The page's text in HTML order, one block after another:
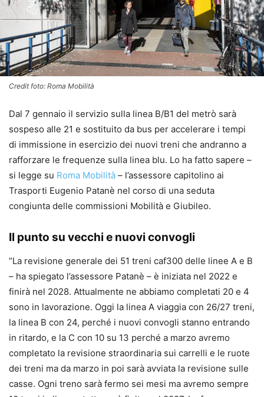
Credit foto: Roma Mobilità
Dal 7 gennaio il servizio sulla linea B/B1 del metrò sarà
sospeso alle 21 e sostituito da bus per accelerare i tempi
di immissione in esercizio dei nuovi treni che andranno a
rafforzare le frequenze sulla linea blu. Lo ha fatto sapere –
si legge su Roma Mobilità – l’assessore capitolino ai
Trasporti Eugenio Patanè nel corso di una seduta
congiunta delle commissioni Mobilità e Giubileo.
Il punto su vecchi e nuovi convogli
“La revisione generale dei 51 treni caf300 delle linee A e B
– ha spiegato l’assessore Patanè – è iniziata nel 2022 e
finirà nel 2028. Attualmente ne abbiamo completati 20 e 4
sono in lavorazione. Oggi la linea A viaggia con 26/27 treni,
la linea B con 24, perché i nuovi convogli stanno entrando
in ritardo, e la C con 10 su 13 perché a marzo avremo
completato la revisione straordinaria sui carrelli e le ruote
dei treni ma da marzo in poi sarà avviata la revisione sulle
casse. Ogni treno sarà fermo sei mesi ma avremo sempre